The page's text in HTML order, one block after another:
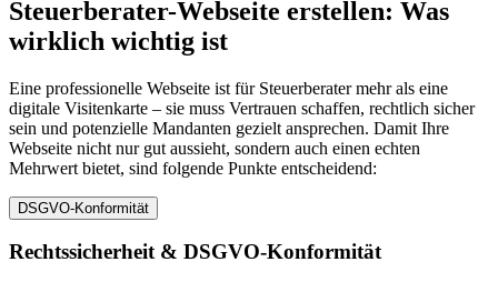
Steuerberater-Webseite erstellen: Was
wirklich wichtig ist
Eine professionelle Webseite ist für Steuerberater mehr als eine
digitale Visitenkarte – sie muss Vertrauen schaffen, rechtlich sicher
sein und potenzielle Mandanten gezielt ansprechen. Damit Ihre
Webseite nicht nur gut aussieht, sondern auch einen echten
Mehrwert bietet, sind folgende Punkte entscheidend:
DSGVO-Konformität
Rechtssicherheit & DSGVO-Konformität